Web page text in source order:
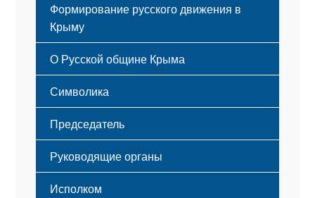
Формирование русского движения в
Крыму
Русский Крым
О Русской общине Крыма
Этапы становления
Принципы деятельности
Структура
Мероприятия
Символика
Флаг
Герб
Гимн
Председатель
Руководящие органы
Исполком